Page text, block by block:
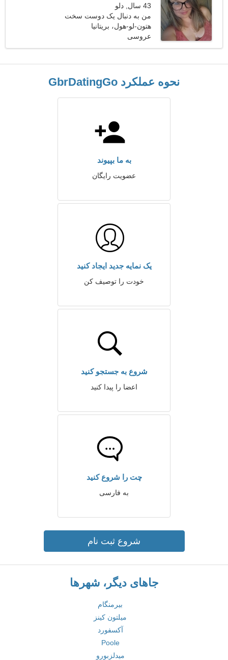
43 سال, دلو
من به دنبال یک دوست سخت
هستم
هتون-لو-هول، بریتانیا
عروسی
نحوه عملکرد GbrDatingGo
به ما بپیوند
عضویت رایگان
یک نمایه جدید ایجاد کنید
خودت را توصیف کن
شروع به جستجو کنید
اعضا را پیدا کنید
چت را شروع کنید
به فارسی
شروع ثبت نام
جاهای دیگر، شهرها
بیرمنگام
میلتون کینز
آکسفورد
Poole
میدلزبورو